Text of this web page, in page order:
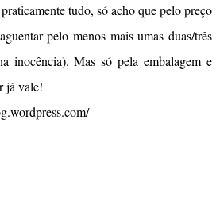
tudo, só acho que pelo preço
pelo menos mais umas duas/três
inocência). Mas só pela embalagem e
já vale!